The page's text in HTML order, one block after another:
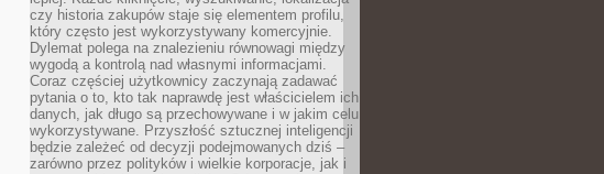
czy historia zakupów staje się elementem profilu,
który często jest wykorzystywany komercyjnie.
Dylemat polega na znalezieniu równowagi między
wygodą a kontrolą nad własnymi informacjami.
Coraz częściej użytkownicy zaczynają zadawać
pytania o to, kto tak naprawdę jest właścicielem ich
danych, jak długo są przechowywane i w jakim celu
wykorzystywane. Przyszłość sztucznej inteligencji
będzie zależeć od decyzji podejmowanych dziś –
zarówno przez polityków i wielkie korporacje, jak i